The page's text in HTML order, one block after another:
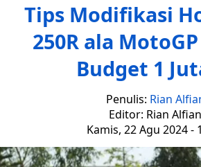
Tips Modifikasi
250R ala
Budget 1
Penulis: Rian
Editor: Rian Alfian
Kamis, 22 Agu 2024 -